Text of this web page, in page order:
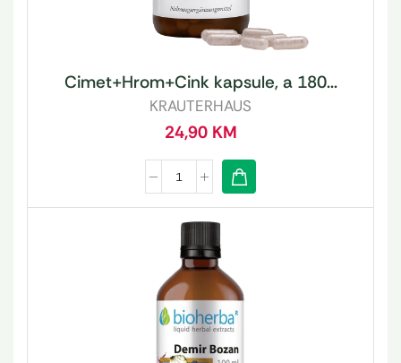
Cimet+Hrom+Cink kapsule, a 180...
KRAUTERHAUS
24,90 KM